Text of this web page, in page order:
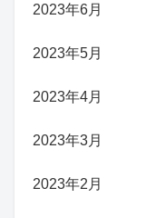
2023年6月
2023年5月
2023年4月
2023年3月
2023年2月